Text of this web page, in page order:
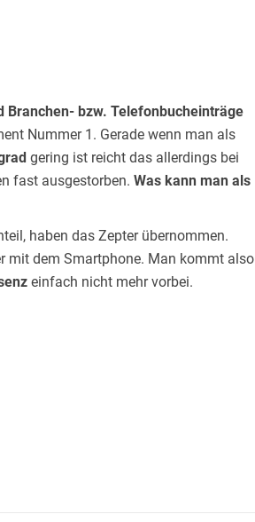
Branchen- bzw. Telefonbucheinträge
Nummer 1. Gerade wenn man als
gering ist reicht das allerdings bei
fast ausgestorben. Was kann man als
haben das Zepter übernommen.
mit dem Smartphone. Man kommt also
einfach nicht mehr vorbei.